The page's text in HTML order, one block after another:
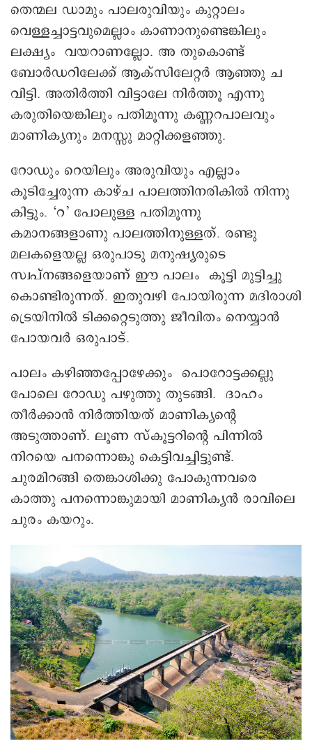
തെന്മല ഡാമും പാലരുവിയും കുറ്റാലം
വെള്ളച്ചാട്ടവുമെല്ലാം കാണാനുണ്ടെങ്കിലും
ലക്ഷ്യം വയറാണല്ലോ. അ തുകൊണ്ട്
ബോർഡറിലേക്ക് ആക്സിലേറ്റർ ആഞ്ഞു ച
വിട്ടി. അതിർത്തി വിട്ടാലേ നിർത്തൂ എന്നു
കരുതിയെങ്കിലും പതിമൂന്നു കണ്ണറപാലവും
മാണിക്യനും മനസ്സു മാറ്റിക്കളഞ്ഞു.
റോഡും റെയിലും അരുവിയും എല്ലാം
കൂടിച്ചേരുന്ന കാഴ്ച പാലത്തിനരികിൽ നിന്നു
കിട്ടും. ‘റ’ പോലുള്ള പതിമൂന്നു
കമാനങ്ങളാണു പാലത്തിനുള്ളത്. രണ്ടു
മലകളെയല്ല ഒരുപാടു മനുഷ്യരുടെ
സ്വപ്നങ്ങളെയാണ് ഈ പാലം കൂട്ടി മുട്ടിച്ചു
കൊണ്ടിരുന്നത്. ഇതുവഴി പോയിരുന്ന മദിരാശി
ട്രെയിനിൽ ടിക്കറ്റെടുത്തു ജീവിതം നെയ്യാൻ
പോയവർ ഒരുപാട്.
പാലം കഴിഞ്ഞപ്പോഴേക്കും പൊറോട്ടക്കല്ലു
പോലെ റോഡു പഴുത്തു തുടങ്ങി. ദാഹം
തീർക്കാൻ നിർത്തിയത് മാണിക്യന്റെ
അടുത്താണ്. ലൂണ സ്കൂട്ടറിന്റെ പിന്നിൽ
നിറയെ പനന്നൊങ്കു കെട്ടിവച്ചിട്ടുണ്ട്.
ചുരമിറങ്ങി തെങ്കാശിക്കു പോകുന്നവരെ
കാത്തു പനന്നൊങ്കുമായി മാണിക്യൻ രാവിലെ
ചുരം കയറും.